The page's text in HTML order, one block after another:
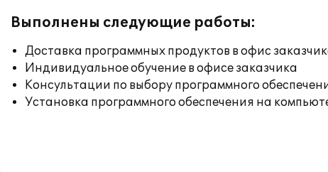
Выполнены следующие работы:
Доставка программных продуктов в офис
Индивидуальное обучение в офисе заказчика
Консультации по выбору программного
Установка программного обеспечения на